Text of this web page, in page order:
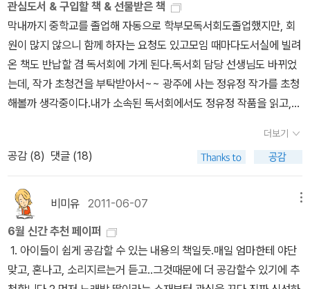
청한 <비폭력 대화> 법륜스님 <방황해도 괜찮아> 표지만 봐도 흐
뭇한 <책과 집> 작은도서관 봉사자가 신청한 <성공하는 사람들
의 7가지 습관>은 좀 비싸서중고샵을 기웃거렸더니 하나 나와서 냉
큼 주문했다. 김남중 작가 강연에서 다음 작품은, 삼별초 항쟁을 소재
로 준비중이라기에 기다렸는데 <첩자가 된 아이> 라는 제목으로 나
왔다. <위험한 갈매기>는 환경동화다. 문학동네어린이 수상작 <열
세번째 아이>와 김리리의 <뻥이오 뻥>레인 스미스 그림책<할아버
지의 이야기 나무>와 피테 레이놀즈의 <나, 여기 있어>도 확 끌린
정도서 2권은 이번주에 도착할 듯~ 최숙희 작가의 <내가 정말?>과
박영대 교수(광주교육대)의 <우리 그림이 들려주는 사람 이야기> 최
숙희 그림책은 정말정말 그림이 너무 이쁘고 ^^우리 그림에 관심 많
은 나를 충족시키리라 믿는다. 매달 내가 추천한 도서 중에서 한 권은
꼭 선정됐는데이번에는 하나도 간택되지 못했지만... 선정도서 2권
다 기대된다.
좀 더 일찍 만났더라면 더 재미있었을지도 모르겠다는 생각이 들었어
요. 은근 기대를 했는데, 생각보다 재미없어서 다른 시리즈들은 읽
지 않기로 했어요.그다지 눈에 들어오지 않았던 책이었습니다. SF소
설/ 공상과학 (14권) 너무 너무 재미있게 읽은 과학소설이예요. 옥
타비아 버틀러라는 작가를 알게 된 것만으로도 행운 같았다고 할까
요. 그녀의 다른 책들도 번역되면 너무 너무 좋겠어요. 외서는 너무 비
리할지 살짝 고민했지만, SF소설가로 명성을 떨친만큼, 공상과학소
설 쪽으로 분류해도 문제 없을듯 한 책이었습니다. 존 스칼지의 3부
작의 완성이지요. 진짜 재미있게 읽어서 결국, 이 작가의 대부분의 책
을 외서로 구입하는 만행을 저질렀습니다. ㅠ.ㅠ 언제 읽을지 모르지
만, 영어로 읽어보고 싶게 만들만큼 너무 매력적인 글들이었거든요.
한글로 너무 재미있게 읽어서 결국 영어책과 오디오북을 함께 다시
듣게 되었어요. 오디오북의 재미를 느끼게 한 책인데, 2012년에는 나
머지 캣칭파이어, 모킹재이도 읽을 계획이예요. 1권은 영어로 읽
시집을 한번에 구입해놓곤 마음이 동할 때마다 본다. 고은 시인의 <
내 변방은 어디 갔나>에는 고재종 시인이 두 번이나 거론된다.시를
보다가 고재종 시인께 오랜만에 전화를 걸어 이야기를 나누다가 독서
회에서 초청강연할 분을 추천해주십사 부탁했더니 최금진 시인을 추
천해주셨다.최금진 시인은 동화로 먼저 만나고 <새들의 역사>도 구
해, 현재 광주에서 산다고 해서 반가웠다.고 시인이 알려준 부인 핸드
폰으로 연락했더니 밤중에 시인께 전화가 와서, 내년 상반기 강연을
예약했다.고은 시인은 우리시대 진정한 시인이다. 만인보 30권과 이
미 50여권의 시집을 냈으니 이에 무슨 설명이 더 필요하랴. <내 변방
은 어디 갔나>를 읽으면 시가 노래라는 걸 절로 깨닫게 된다. 두세 행
의 짧은 시나 장시도 노래 아닌 것이 없어, 소리 내어 읽으면 그 맛이
더 살아난다. 이 시대를 사는 시인으로 현실을 외면하지 않고 정면으
로 노래한 것들도 많고, 시인의 지인들이 많이 등장하는 것도 한 특징
심이 생겨 가정위탁 센터의 사업 설명을 듣고, 8월 30일 예비부모교
육에 참여하기로 했는데 1시부터 5시까지라 참석하지 못한다. 초등 2
학년 사내아이로 가정위탁을 해볼까 했던 계획도 일단은 보류해야겠
다. 우리 막내가 동생 만들어줄거냐고, 정말 할거냐고 좋아했는데....
중학교 때 장래희망에 '고아원 원장'이라고 당당히 적었던 순오기.^^
꿈 부스러기라도 남아 월드비전을 통해 우간다에 아들 하나 두는 것
으로 대신했고 영구 입양은 어렵겠지만 일시적인 가정위탁은 할 수
단> 선정방식이 마음에 들다.대상도서에 작성한 리뷰나 페이퍼 주소
는 나도 참여해 6권을 선물받았는데, 아직 리뷰를 하나도 못 썼다.그
럼에도 불구하고 8월 31일까지 진행하는 서평단도 욕심나는데, 대상
도서 2권 갖고 있으니 리뷰를 써볼까... http://blog.aladin.co.kr/fa
vorites 참여하면 <처음 만나는 세계 지도 그림책>을 받을 수 있다.
아이들이 어려서 세계지도를 보면 세상을 보는 안목이 넓어질 듯... 한
옮김, 박한진 감수 / 랜덤하우스코리아 / 2011년 7월사춘기 맞짱 뜨
기 노경실 지음, 조성흠 그림 / 바다출판사 / 2011년 7월노경실의청
소년 에세이집 [사춘기 맞짱 뜨기] 서서히 사춘기에 접어드는 우리 아
이를 보며 과연 작가가 그린 사춘기는 어떤 모습일지 궁금하지 않을
수 없다. 내용도 내용이지만, 일러스트가 정말 예쁜 에세이집. 사춘기
사춘기 자녀들에게 선물해도 좋을 듯 하다. 유혹1,2,3 권지예 지음 /
민음사 / 2011년 7월이 책의 저자 권지예 씨는 이상문학상, 동인문학
상 수상 작가라고 한다. 아직 작가의 작품을 한 권도 읽지 못했는데,
유혹을 계기로 작가의 작품을 맛보고 싶다.아래는 신간 서적 중에 눈
에 띄는 책들을 모아보았다. 여름이 가기 전에 주문해서 읽을 수 있으
면 좋겠는데...야구를 좋아하는데 여기서 한국 프로야구 중계를 생생
하게 보지 못하는 아쉬움을 갖고 있다. 늘 문자중계만 보며, 한국에 가
게 되면 우리 아이랑 나란히 야구복을 입고 경기장을 찾으리라 생각
관심도서 & 구입할 책 & 선물받은 책
막내까지 중학교를 졸업해 자동으로 학부모독서회도졸업했지만, 회
원이 많지 않으니 함께 하자는 요청도 있고모임 때마다도서실에 빌려
온 책도 반납할 겸 독서회에 가게 된다.독서회 담당 선생님도 바뀌었
는데, 작가 초청건을 부탁받아서~~ 광주에 사는 정유정 작가를 초청
해볼까 생각중이다.내가 소속된 독서회에서도 정유정 작품을 읽고,
>을 읽기로 했다고, 마을어머니독서회는 내일 모이니까 의논해서 정
하고...중학교는 아무래도 학생들과 같이 읽을 수 있도록 <내 인생의
스프링캠프>와 <내 심장을 쏴라>를 읽으면 좋겠다.정유정 작가의 장
편소설은 굉장한 반응을 일으켰다.제1회 세계청소년문학상 수상작 <
내 인생의 스프링 캠프>제5회 세계문학상 수상작 <내 심장을 쏴라>
<7년의 밤>은 작가 스스로 일간지와의 인터뷰에서 '심장을 들었다
놓는 작품을 만들었다'고 했다니, 어찌 기대하지 않으랴!정유정 작가
는 전직 간호사로 오랫동안 어머니 병수발을 했고, 어머니가 돌아가
더보기
공감 (8) 댓글 (18)
비미유 2011-06-07
6월 신간 추천 페이퍼
1. 아이들이 쉽게 공감할 수 있는 내용의 책일듯.매일 엄마한테 야단
맞고, 혼나고, 소리지르는거 듣고..그것때문에 더 공감할수 있기에 추